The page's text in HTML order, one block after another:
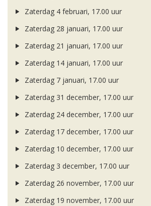
Zaterdag 4 februari, 17.00 uur
Zaterdag 28 januari, 17.00 uur
Zaterdag 21 januari, 17.00 uur
Zaterdag 14 januari, 17.00 uur
Zaterdag 7 januari, 17.00 uur
Zaterdag 31 december, 17.00 uur
Zaterdag 24 december, 17.00 uur
Zaterdag 17 december, 17.00 uur
Zaterdag 10 december, 17.00 uur
Zaterdag 3 december, 17.00 uur
Zaterdag 26 november, 17.00 uur
Zaterdag 19 november, 17.00 uur